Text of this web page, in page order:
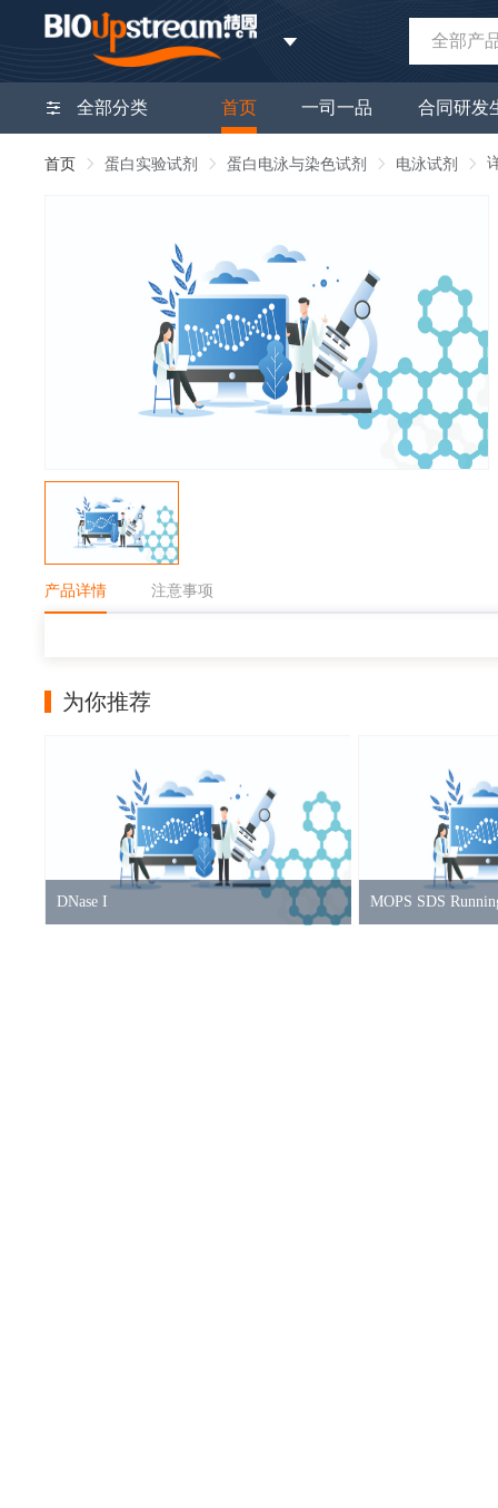
全部产
全部分类 首页 一司一品 合同研发
首页 蛋白实验试剂 蛋白电泳与染色试剂 电泳试剂
产品详情 注意事项
为你推荐
DNase I MOPS SDS